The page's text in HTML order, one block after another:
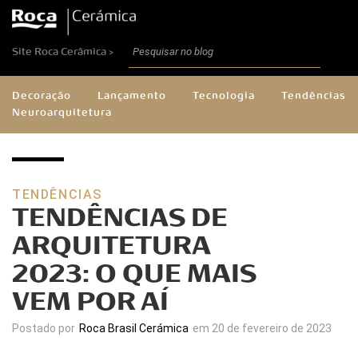
Site Roca Cerâmica >
Decoração Lançamento Tecnologia
Tendências
Neuroarquitetura
TENDÊNCIAS
TENDÊNCIAS DE
ARQUITETURA
2023: O QUE MAIS
VEM POR AÍ
Postado por Roca Brasil Cerámica em 20 de fevereiro de 2023